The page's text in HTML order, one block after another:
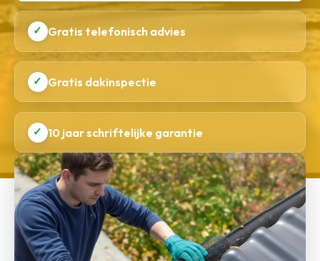
✓ Gratis telefonisch advies
✓ Gratis dakinspectie
✓ 10 jaar schriftelijke garantie